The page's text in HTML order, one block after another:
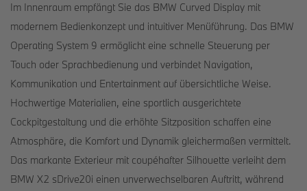
Im Innenraum empfängt Sie das BMW Curved Display mit
modernem Bedienkonzept und intuitiver Menüführung. Das BMW
Operating System 9 ermöglicht eine schnelle Steuerung per
Touch oder Sprachbedienung und verbindet Navigation,
Kommunikation und Entertainment auf übersichtliche Weise.
Hochwertige Materialien, eine sportlich ausgerichtete
Cockpitgestaltung und die erhöhte Sitzposition schaffen eine
Atmosphäre, die Komfort und Dynamik gleichermaßen vermittelt.
Das markante Exterieur mit coupéhafter Silhouette verleiht dem
BMW X2 sDrive20i einen unverwechselbaren Auftritt, während